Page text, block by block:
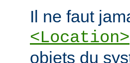
Il ne faut
<Location>
objets du